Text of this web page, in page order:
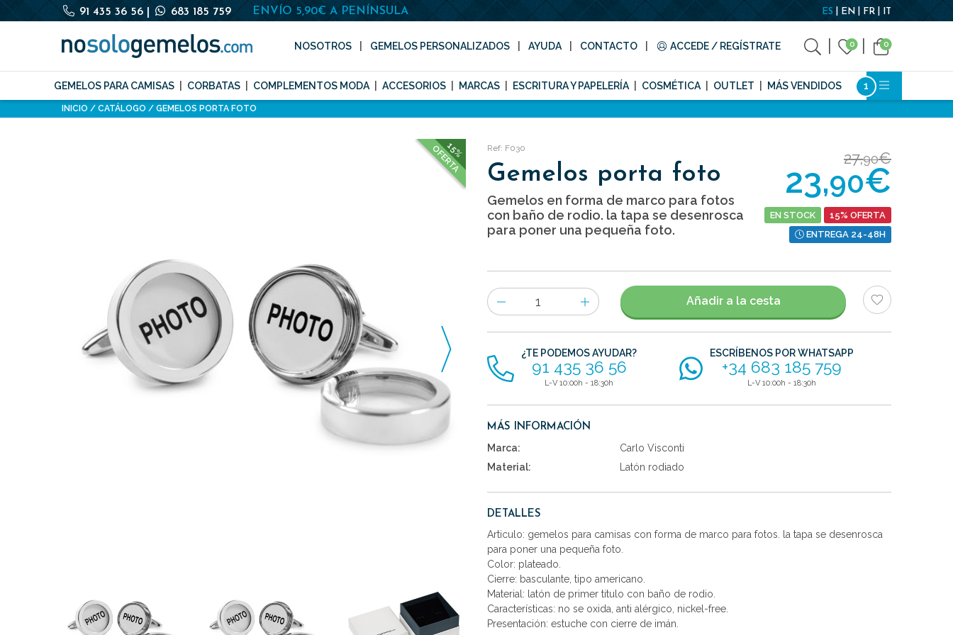
91 435 36 56 683 185 759 ENVÍO 5,90€ A PENÍNSULA ES EN FR IT
NOSOTROS GEMELOS PERSONALIZADOS AYUDA CONTACTO ACCEDE / REGÍSTRATE 0 0
GEMELOS PARA CAMISAS CORBATAS COMPLEMENTOS MODA ACCESORIOS MARCAS ESCRITURA Y PAPELERÍA COSMÉTICA OUTLET MÁS VENDIDOS
INICIO CATÁLOGO GEMELOS PORTA FOTO
15%
OFERTA Ref: F030
Gemelos porta foto
Gemelos en forma de marco para fotos
con baño de rodio. la tapa se desenrosca
para poner una pequeña foto.
27,90€
23,90€
EN STOCK
15% OFERTA
ENTREGA 24-48H
Número
de
artículos
Añadir a la cesta
¿TE PODEMOS AYUDAR?
91 435 36 56
L-V 10:00h - 18:30h
ESCRÍBENOS POR WHATSAPP
+34 683 185 759
L-V 10:00h - 18:30h
MÁS INFORMACIÓN
Marca:
Carlo Visconti
Material:
Latón rodiado
DETALLES
Articulo: gemelos para camisas con forma de marco para fotos. la tapa se desenrosca
para poner una pequeña foto.
Color: plateado.
Cierre: basculante, tipo americano.
Material: latón de primer titulo con baño de rodio.
Características: no se oxida, anti alérgico, nickel-free.
Presentación: estuche con cierre de imán.